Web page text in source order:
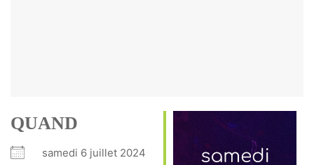
QUAND
samedi 6 juillet 2024